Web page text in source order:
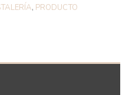
, PRODUCTO